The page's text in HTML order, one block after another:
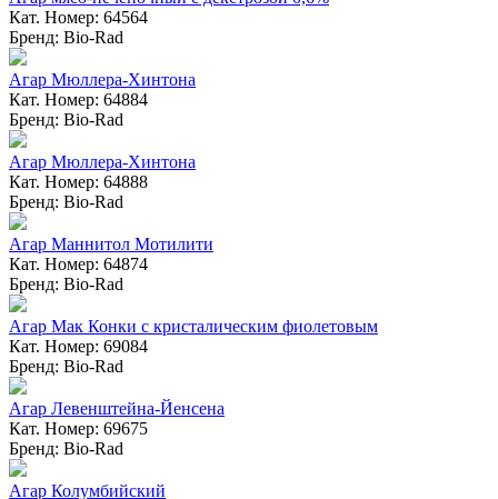
Кат. Номер: 64564
Бренд: Bio-Rad
Агар Мюллера-Хинтона
Кат. Номер: 64884
Бренд: Bio-Rad
Агар Мюллера-Хинтона
Кат. Номер: 64888
Бренд: Bio-Rad
Агар Маннитол Мотилити
Кат. Номер: 64874
Бренд: Bio-Rad
Агар Мак Конки с кристалическим фиолетовым
Кат. Номер: 69084
Бренд: Bio-Rad
Агар Левенштейна-Йенсена
Кат. Номер: 69675
Бренд: Bio-Rad
Агар Колумбийский